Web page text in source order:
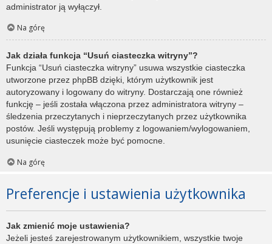
administrator ją wyłączył.
Na górę
Jak działa funkcja “Usuń ciasteczka witryny”?
Funkcja “Usuń ciasteczka witryny” usuwa wszystkie ciasteczka
utworzone przez phpBB dzięki, którym użytkownik jest
autoryzowany i logowany do witryny. Dostarczają one również
funkcję – jeśli została włączona przez administratora witryny –
śledzenia przeczytanych i nieprzeczytanych przez użytkownika
postów. Jeśli występują problemy z logowaniem/wylogowaniem,
usunięcie ciasteczek może być pomocne.
Na górę
Preferencje i ustawienia użytkownika
Jak zmienić moje ustawienia?
Jeżeli jesteś zarejestrowanym użytkownikiem, wszystkie twoje